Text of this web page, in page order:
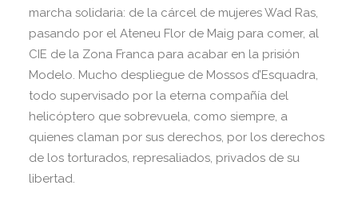
marcha solidaria: de la cárcel de mujeres Wad Ras,
pasando por el Ateneu Flor de Maig para comer, al
CIE de la Zona Franca para acabar en la prisión
Modelo. Mucho despliegue de Mossos d’Esquadra,
todo supervisado por la eterna compañía del
helicóptero que sobrevuela, como siempre, a
quienes claman por sus derechos, por los derechos
de los torturados, represaliados, privados de su
libertad.